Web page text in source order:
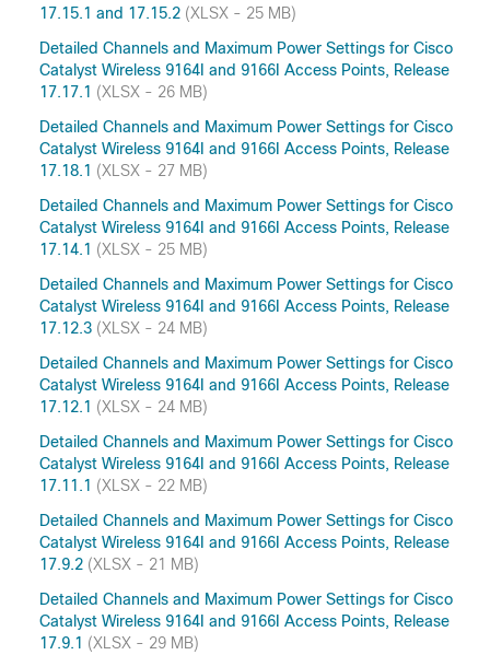
17.15.1 and 17.15.2 (XLSX - 25 MB)
Detailed Channels and Maximum Power Settings for Cisco
Catalyst Wireless 9164I and 9166I Access Points, Release
17.17.1 (XLSX - 26 MB)
Detailed Channels and Maximum Power Settings for Cisco
Catalyst Wireless 9164I and 9166I Access Points, Release
17.18.1 (XLSX - 27 MB)
Detailed Channels and Maximum Power Settings for Cisco
Catalyst Wireless 9164I and 9166I Access Points, Release
17.14.1 (XLSX - 25 MB)
Detailed Channels and Maximum Power Settings for Cisco
Catalyst Wireless 9164I and 9166I Access Points, Release
17.12.3 (XLSX - 24 MB)
Detailed Channels and Maximum Power Settings for Cisco
Catalyst Wireless 9164I and 9166I Access Points, Release
17.12.1 (XLSX - 24 MB)
Detailed Channels and Maximum Power Settings for Cisco
Catalyst Wireless 9164I and 9166I Access Points, Release
17.11.1 (XLSX - 22 MB)
Detailed Channels and Maximum Power Settings for Cisco
Catalyst Wireless 9164I and 9166I Access Points, Release
17.9.2 (XLSX - 21 MB)
Detailed Channels and Maximum Power Settings for Cisco
Catalyst Wireless 9164I and 9166I Access Points, Release
17.9.1 (XLSX - 29 MB)